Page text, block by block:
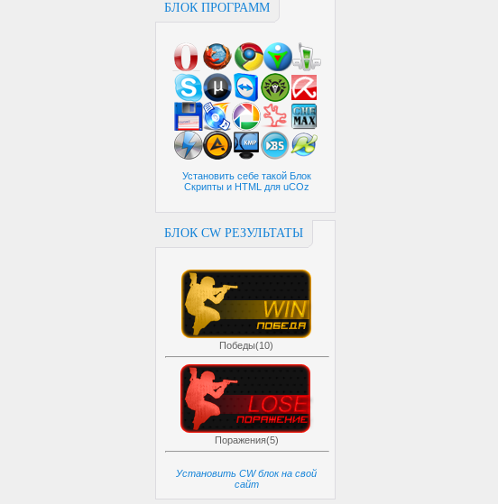
БЛОК ПРОГРАММ
Установить себе такой Блок
Скрипты и HTML для uCOz
БЛОК CW РЕЗУЛЬТАТЫ
Победы(10)
Поражения(5)
Установить CW блок на свой
сайт